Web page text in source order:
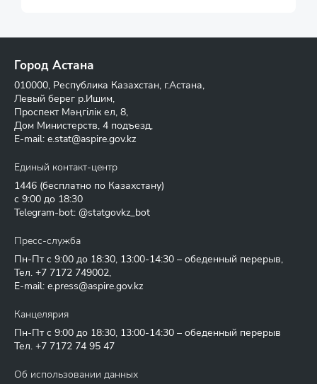
Город Астана
010000, Республика Казахстан, г.Астана,
Левый берег р.Ишим,
Проспект Мәңгілік ел, 8,
Дом Министерств, 4 подъезд,
E-mail: e.stat@aspire.gov.kz
Единый контакт-центр
1446 (бесплатно по Казахстану)
с 9:00 до 18:30
Telegram-bot: @statgovkz_bot
Пресс-служба
Пн-Пт с 9:00 до 18:30, 13:00-14:30 – обеденный перерыв,
Тел. +7 7172 749002,
E-mail: e.press@aspire.gov.kz
Канцелярия
Пн-Пт с 9:00 до 18:30, 13:00-14:30 – обеденный перерыв
Тел. +7 7172 74 95 47
Об использовании данных